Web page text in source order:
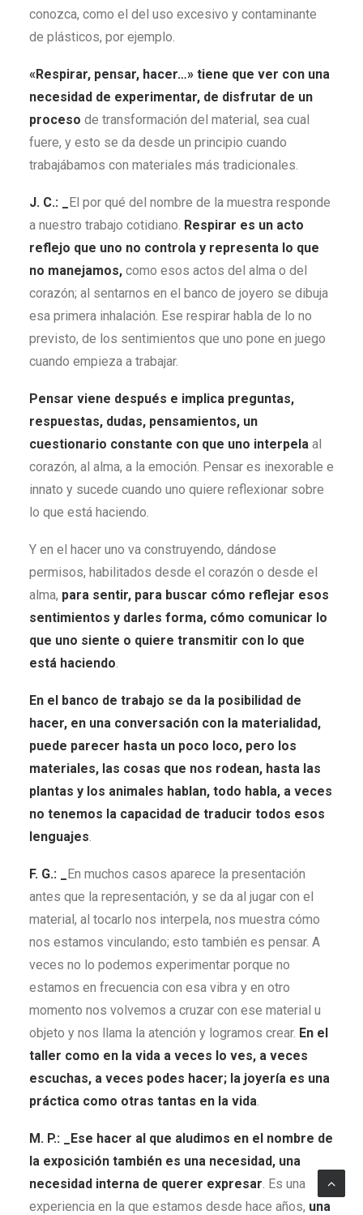
conozca, como el del uso excesivo y contaminante
de plásticos, por ejemplo.
«Respirar, pensar, hacer…» tiene que ver con una
necesidad de experimentar, de disfrutar de un
proceso de transformación del material, sea cual
fuere, y esto se da desde un principio cuando
trabajábamos con materiales más tradicionales.
J. C.: _ El por qué del nombre de la muestra responde
a nuestro trabajo cotidiano. Respirar es un acto
reflejo que uno no controla y representa lo que
no manejamos, como esos actos del alma o del
corazón; al sentarnos en el banco de joyero se dibuja
esa primera inhalación. Ese respirar habla de lo no
previsto, de los sentimientos que uno pone en juego
cuando empieza a trabajar.
Pensar viene después e implica preguntas,
respuestas, dudas, pensamientos, un
cuestionario constante con que uno interpela al
corazón, al alma, a la emoción. Pensar es inexorable e
innato y sucede cuando uno quiere reflexionar sobre
lo que está haciendo.
Y en el hacer uno va construyendo, dándose
permisos, habilitados desde el corazón o desde el
alma, para sentir, para buscar cómo reflejar esos
sentimientos y darles forma, cómo comunicar lo
que uno siente o quiere transmitir con lo que
está haciendo.
En el banco de trabajo se da la posibilidad de
hacer, en una conversación con la materialidad,
puede parecer hasta un poco loco, pero los
materiales, las cosas que nos rodean, hasta las
plantas y los animales hablan, todo habla, a veces
no tenemos la capacidad de traducir todos esos
lenguajes.
F. G.: _ En muchos casos aparece la presentación
antes que la representación, y se da al jugar con el
material, al tocarlo nos interpela, nos muestra cómo
nos estamos vinculando; esto también es pensar. A
veces no lo podemos experimentar porque no
estamos en frecuencia con esa vibra y en otro
momento nos volvemos a cruzar con ese material u
objeto y nos llama la atención y logramos crear. En el
taller como en la vida a veces lo ves, a veces
escuchas, a veces podes hacer; la joyería es una
práctica como otras tantas en la vida.
M. P.: _Ese hacer al que aludimos en el nombre de
la exposición también es una necesidad, una
necesidad interna de querer expresar. Es una
experiencia en la que estamos desde hace años, una